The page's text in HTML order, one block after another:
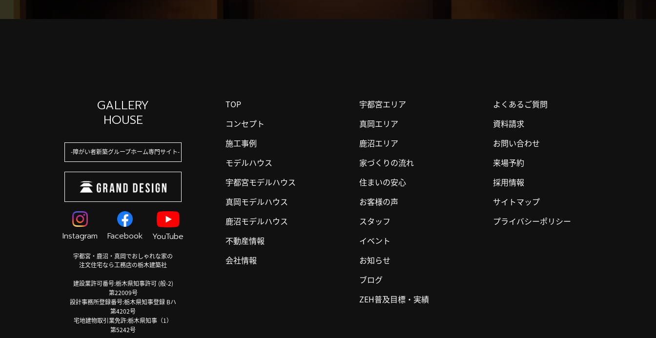
GALLERY
HOUSE
障がい者新築グループホーム専門サイト
Instagram Facebook YouTube
宇都宮・鹿沼・真岡でおしゃれな家の
注文住宅なら工務店の栃木建築社
建設業許可番号:栃木県知事許可 (般-2)
第22009号
設計事務所登録番号:栃木県知事登録 Bハ
第4202号
宅地建物取引業免許:栃木県知事（1）
第5242号
TOP
コンセプト
施工事例
モデルハウス
宇都宮モデルハウス
真岡モデルハウス
鹿沼モデルハウス
不動産情報
会社情報
宇都宮エリア
真岡エリア
鹿沼エリア
家づくりの流れ
住まいの安心
お客様の声
スタッフ
イベント
お知らせ
ブログ
ZEH普及目標・実績
よくあるご質問
資料請求
お問い合わせ
来場予約
採用情報
サイトマップ
プライバシーポリシー